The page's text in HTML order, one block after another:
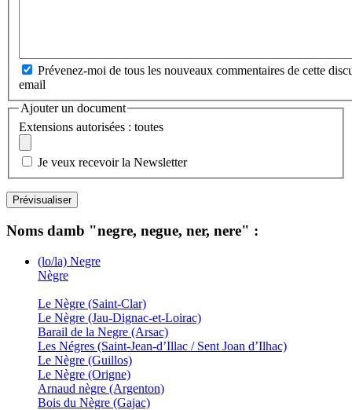
Prévenez-moi de tous les nouveaux commentaires de cette
email
Ajouter un document
Extensions autorisées : toutes
Je veux recevoir la Newsletter
Noms damb "negre, negue, ner, nere" :
(lo/la) Negre
Nègre
Le Nègre (Saint-Clar)
Le Nègre (Jau-Dignac-et-Loirac)
Barail de la Negre (Arsac)
Les Négres (Saint-Jean-d’Illac / Sent Joan d’Ilhac)
Le Nègre (Guillos)
Le Nègre (Origne)
Arnaud nègre (Argenton)
Bois du Nègre (Gajac)